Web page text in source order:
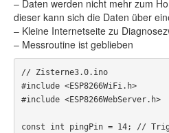
– Daten werden nicht mehr zum
dieser kann sich die Daten über
– Kleine Internetseite zu
– Messroutine ist geblieben
// Zisterne3.0.ino
#include <ESP8266WiFi.h>
#include <ESP8266WebServer.h>
const int pingPin = 14; //